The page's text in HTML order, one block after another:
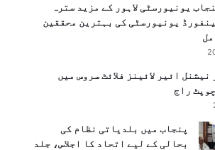
یونیورسٹی لاہور کے مزید سترہ
یونیورسٹی کی بہترین محققین
ائیر لائینز فلائٹ سروس میں
راج
پنجاب میں بلدیاتی نظام کی
بحالی کے لیے اتحاد کا اجلاس، جلد